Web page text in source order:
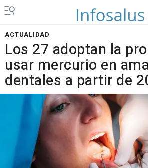
ACTUALIDAD
Los 27 adoptan la
usar mercurio en
dentales a partir de